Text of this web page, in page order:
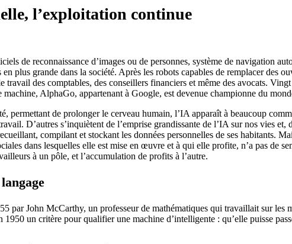
l’exploitation continue
de reconnaissance d’images ou de personnes, système de navigation
plus grande dans la société. Après les robots capables de remplacer des
travail des comptables, des conseillers financiers et même des avocats.
AlphaGo, appartenant à Google, est devenue championne du
permettant de prolonger le cerveau humain, l’IA apparaît à beaucoup
D’autres s’inquiètent de l’emprise grandissante de l’IA sur nos vies
compilant et sto­ckant les données personnelles de ses habitants.
dans lesquelles elle est mise en œuvre et à qui elle profite, n’a pas de
à un pôle, et l’accumulation de profits à l’autre.
par John McCarthy, un professeur de mathématiques qui travaillait sur
1950 un critère pour qualifier une machine d’intelligente : qu’elle puisse